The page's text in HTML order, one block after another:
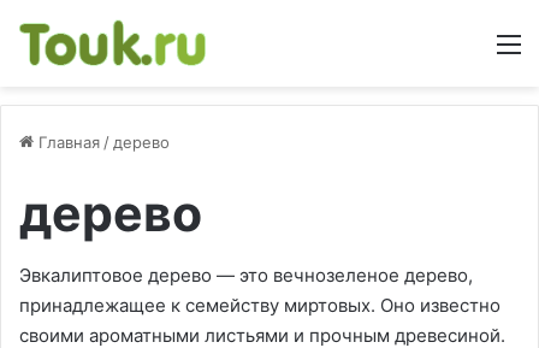
Главная / дерево
дерево
Эвкалиптовое дерево — это вечнозеленое дерево,
принадлежащее к семейству миртовых. Оно известно
своими ароматными листьями и прочным древесиной.